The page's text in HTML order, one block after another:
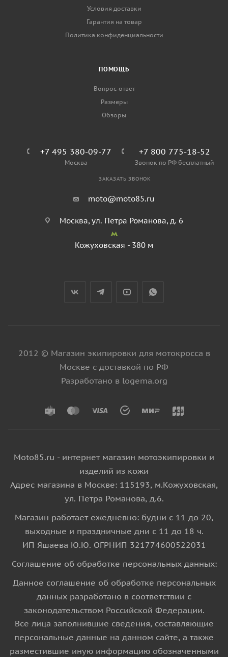
Условия доставки
Гарантия на товар
Политика конфиденциальности
ПОМОЩЬ
Вопрос-ответ
Размеры
Обзоры
+7 495 380-09-77
Москва
+7 800 775-18-52
Звонок по РФ бесплатный
ЗАКАЗАТЬ ЗВОНОК
moto@moto85.ru
Москва, ул. Петра Романова, д. 6
Кожуховская - 380 м
2012 © Магазин экипировки для мотокросса в
Москве с доставкой по РФ
Разработано в logema.org
Moto85.ru - интернет магазин мотоэкипировки и
изделий из кожи
Адрес магазина в Москве: 115193, м.Кожуховская,
ул. Петра Романова, д.6.
Магазин работает ежедневно: будни с 11 до 20,
выходные и праздничные дни с 11 до 18 ч.
ИП Яшаева Ю.Ю. ОГРНИП 321774600522031
Соглашение об обработке персональных данных:
Данное соглашение об обработке персональных
данных разработано в соответствии с
законодательством Российской Федерации.
Все лица заполнившие сведения, составляющие
персональные данные на данном сайте, а также
разместившие иную информацию обозначенными